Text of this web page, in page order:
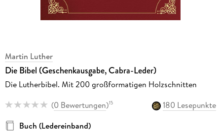
Martin Luther
Die Bibel (Geschenkausgabe, Cabra-Leder)
Die Lutherbibel. Mit 200 großformatigen Holzschnitten
(0 Bewertungen)15
180 Lesepunkte
Buch (Ledereinband)